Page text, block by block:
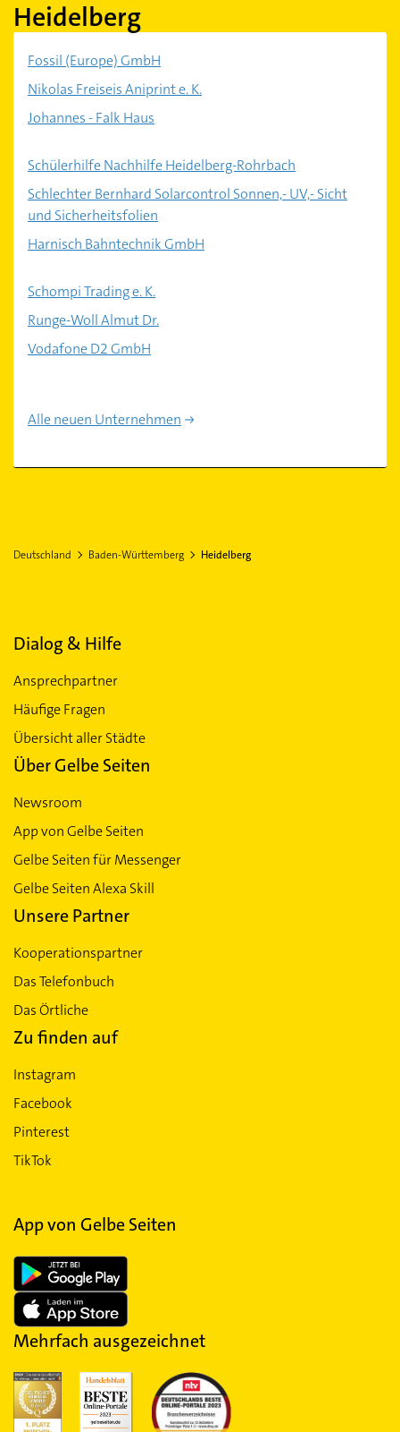
Heidelberg
Fossil (Europe) GmbH
Nikolas Freiseis Aniprint e. K.
Johannes - Falk Haus
Schülerhilfe Nachhilfe Heidelberg-Rohrbach
Schlechter Bernhard Solarcontrol Sonnen,- UV,- Sicht
und Sicherheitsfolien
Harnisch Bahntechnik GmbH
Schompi Trading e. K.
Runge-Woll Almut Dr.
Vodafone D2 GmbH
Alle neuen Unternehmen
Deutschland Baden-Württemberg Heidelberg
Dialog & Hilfe
Ansprechpartner
Häufige Fragen
Übersicht aller Städte
Über Gelbe Seiten
Newsroom
App von Gelbe Seiten
Gelbe Seiten für Messenger
Gelbe Seiten Alexa Skill
Unsere Partner
Kooperationspartner
Das Telefonbuch
Das Örtliche
Zu finden auf
Instagram
Facebook
Pinterest
TikTok
App von Gelbe Seiten
Mehrfach ausgezeichnet